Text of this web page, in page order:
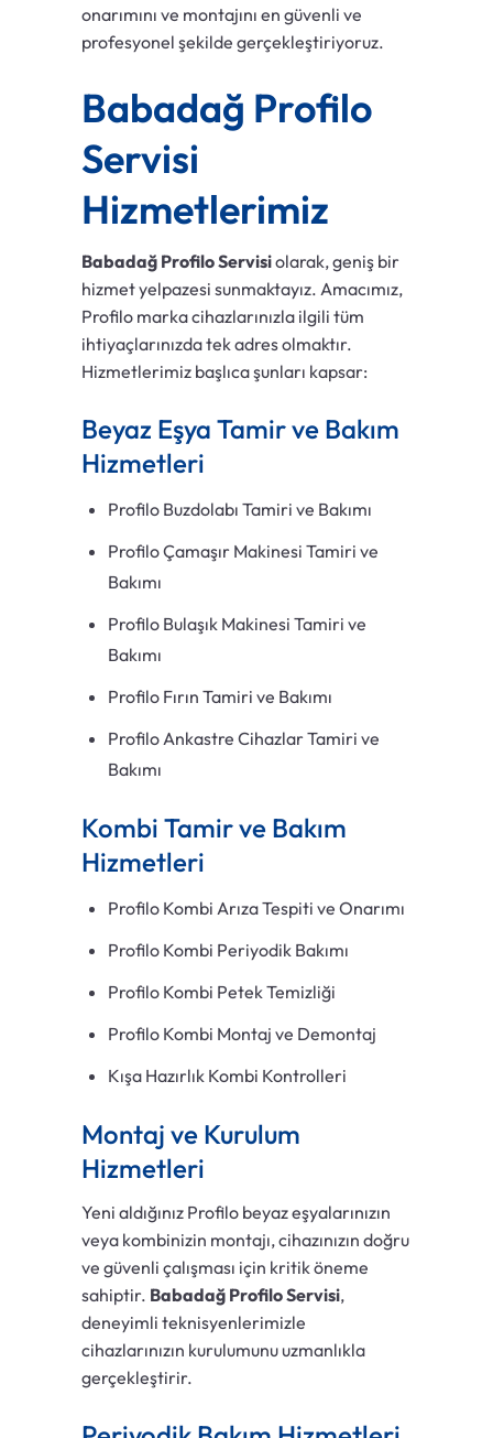
onarımını ve montajını en güvenli ve
profesyonel şekilde gerçekleştiriyoruz.
Babadağ Profilo
Servisi
Hizmetlerimiz
Babadağ Profilo Servisiolarak, geniş bir
hizmet yelpazesi sunmaktayız. Amacımız,
Profilo marka cihazlarınızla ilgili tüm
ihtiyaçlarınızda tek adres olmaktır.
Hizmetlerimiz başlıca şunları kapsar:
Beyaz Eşya Tamir ve Bakım
Hizmetleri
Profilo Buzdolabı Tamiri ve Bakımı
Profilo Çamaşır Makinesi Tamiri ve
Bakımı
Profilo Bulaşık Makinesi Tamiri ve
Bakımı
Profilo Fırın Tamiri ve Bakımı
Profilo Ankastre Cihazlar Tamiri ve
Bakımı
Kombi Tamir ve Bakım
Hizmetleri
Profilo Kombi Arıza Tespiti ve Onarımı
Profilo Kombi Periyodik Bakımı
Profilo Kombi Petek Temizliği
Profilo Kombi Montaj ve Demontaj
Kışa Hazırlık Kombi Kontrolleri
Montaj ve Kurulum
Hizmetleri
Yeni aldığınız Profilo beyaz eşyalarınızın
veya kombinizin montajı, cihazınızın doğru
ve güvenli çalışması için kritik öneme
sahiptir. Babadağ Profilo Servisi,
deneyimli teknisyenlerimizle
cihazlarınızın kurulumunu uzmanlıkla
gerçekleştirir.